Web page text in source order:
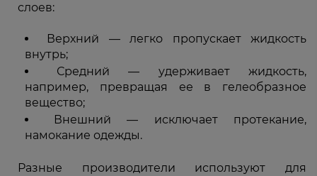
слоев:
Верхний — легко пропускает жидкость
внутрь;
Средний — удерживает жидкость,
например, превращая ее в гелеобразное
вещество;
Внешний — исключает протекание,
намокание одежды.
Разные производители используют для